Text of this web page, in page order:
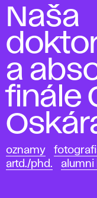
Naša
a
finále
oznamy
artd./phd.
alumni